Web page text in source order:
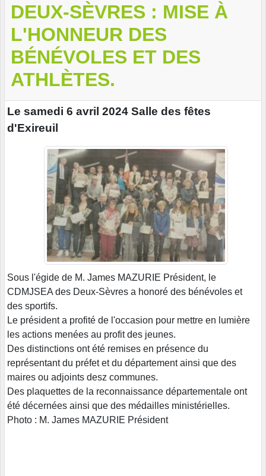
DEUX-SÈVRES : MISE À
L'HONNEUR DES
BÉNÉVOLES ET DES
ATHLÈTES.
Le samedi 6 avril 2024 Salle des fêtes
d'Exireuil
Sous l'égide de M. James MAZURIE Président, le
CDMJSEA des Deux-Sèvres a honoré des bénévoles et
des sportifs.
Le président a profité de l'occasion pour mettre en lumière
les actions menées au profit des jeunes.
Des distinctions ont été remises en présence du
représentant du préfet et du département ainsi que des
maires ou adjoints desz communes.
Des plaquettes de la reconnaissance départementale ont
été décernées ainsi que des médailles ministérielles.
Photo : M. James MAZURIE Président